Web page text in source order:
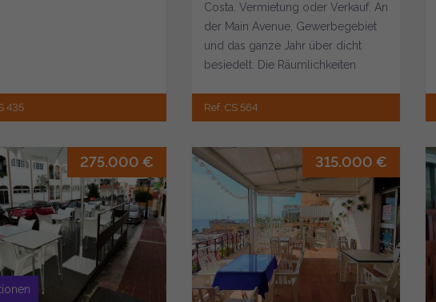
435
Costa. Vermietung oder Verkauf. An
der Main Avenue, Gewerbegebiet
und das ganze Jahr über dicht
besiedelt. Die Räumlichkeiten
Ref. CS 564
275.000 € 315.000 €